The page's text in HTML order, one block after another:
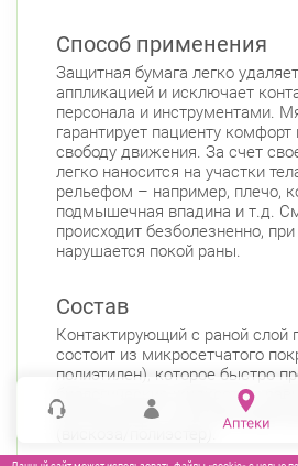
Способ применения
Защитная бумага легко
аппликацией и исключает
персонала и инструментами.
гарантирует пациенту комфорт
свободу движения. За счет
легко наносится на участки
рельефом – например, плечо,
подмышечная впадина и т.д.
происходит безболезненно,
нарушается покой раны.
Состав
Контактирующий с раной слой
состоит из микросетчатого
полиэтилен), которое быстро
биологические жидкости и
распределяет их во